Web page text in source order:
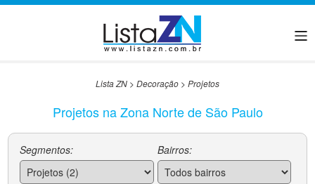
Lista ZN > Decoração > Projetos
Projetos na Zona Norte de São Paulo
Segmentos: Bairros: